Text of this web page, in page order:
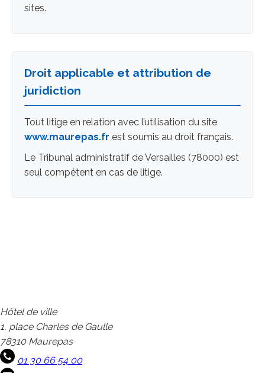
sites.
Droit applicable et attribution de
juridiction
Tout litige en relation avec l’utilisation du site
www.maurepas.fr est soumis au droit français.
Le Tribunal administratif de Versailles (78000) est
seul compétent en cas de litige.
Hôtel de ville
1, place Charles de Gaulle
78310 Maurepas
01 30 66 54 00